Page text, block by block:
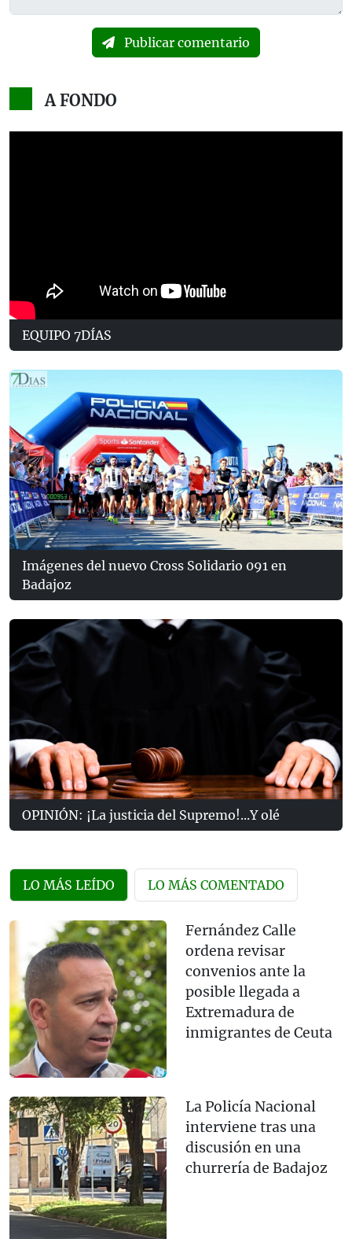
Publicar comentario
A FONDO
EQUIPO 7DÍAS
Imágenes del nuevo Cross Solidario 091 en
Badajoz
OPINIÓN: ¡La justicia del Supremo!...Y olé
LO MÁS LEÍDO LO MÁS COMENTADO
Fernández Calle
ordena revisar
convenios ante la
posible llegada a
Extremadura de
inmigrantes de Ceuta
La Policía Nacional
interviene tras una
discusión en una
churrería de Badajoz